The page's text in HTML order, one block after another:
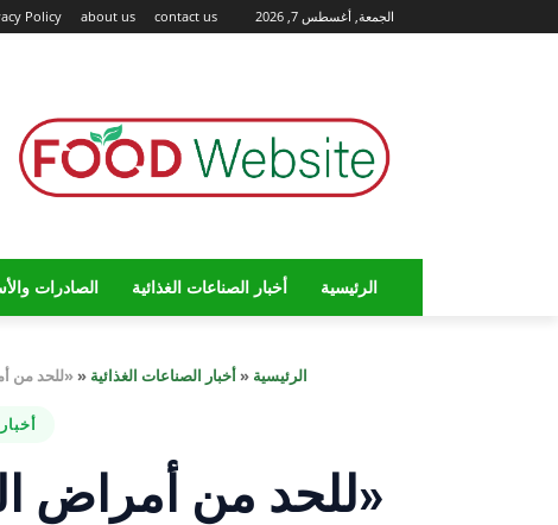
الجمعة, أغسطس 7, 2026 Policy about us contact us
الرئيسية أخبار الصناعات الغذائية الصادرات
الرئيسية «أخبار الصناعات الغذائية ««للحد من
«للحد من أمراض